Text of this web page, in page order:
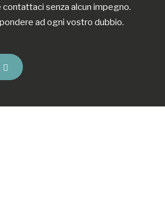
contattaci senza alcun impegno.
ad ogni vostro dubbio.